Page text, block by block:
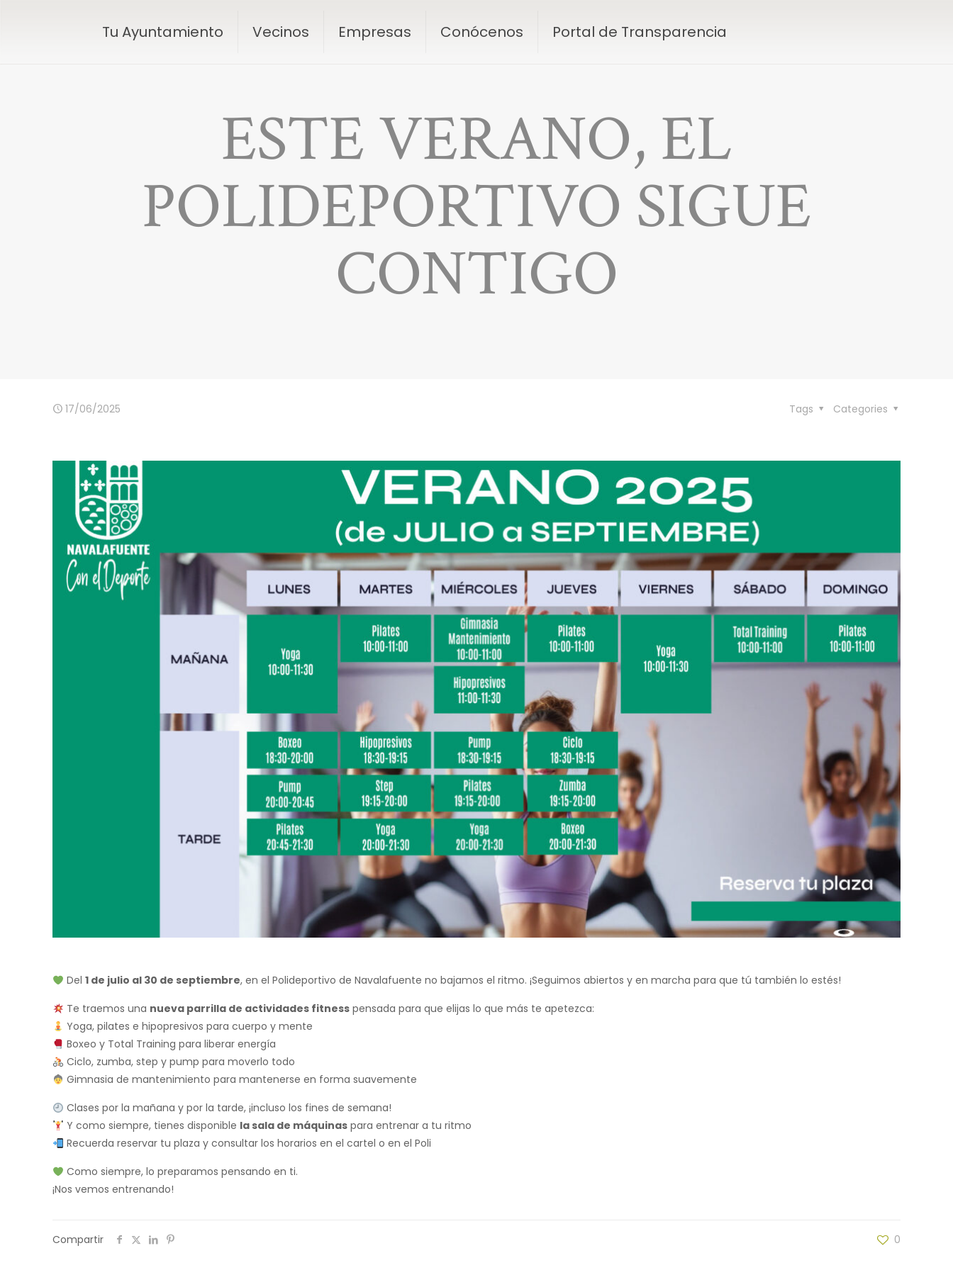
Tu Ayuntamiento Vecinos Empresas Conócenos Portal de Transparencia
ESTE VERANO, EL
POLIDEPORTIVO SIGUE
CONTIGO
17/06/2025 Categories
Tags
Del1 de julio al 30 de septiembre, en el Polideportivo de Navalafuente no bajamos el ritmo. ¡Seguimos abiertos y en marcha para que tú también lo estés!
Te traemos una nueva parrilla de actividades fitness pensada para que elijas lo que más te apetezca:
Yoga, pilates e hipopresivos para cuerpo y mente
Boxeo y Total Training para liberar energía
Ciclo, zumba, step y pump para moverlo todo
Gimnasia de mantenimiento para mantenerse en forma suavemente
Clases por la mañana y por la tarde, ¡incluso los fines de semana!
Y como siempre, tienes disponible la sala de máquinas para entrenar a tu ritmo
Recuerda reservar tu plaza y consultar los horarios en el cartel o en el Poli
Como siempre, lo preparamos pensando en ti.
¡Nos vemos entrenando!
Compartir 0